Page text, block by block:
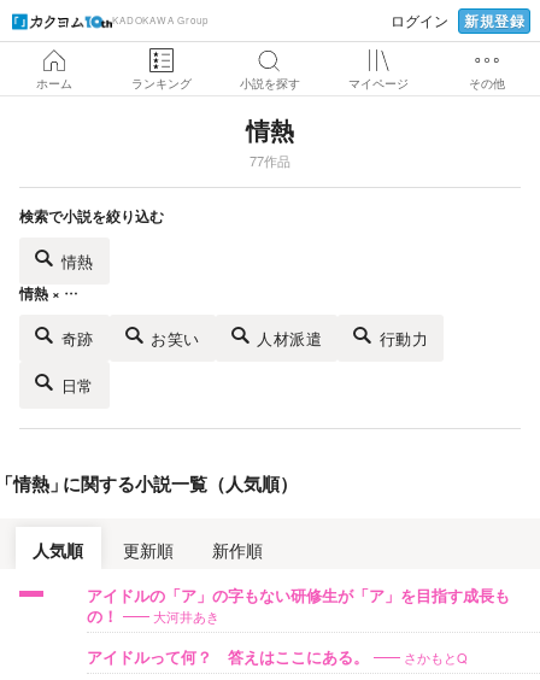
KADOKAWA Group ログイン 新規登録
ホーム ランキング 小説を探す マイページ その他
情熱
77作品
検索で小説を絞り込む
情熱
情熱 × …
奇跡 お笑い 人材派遣 行動力
日常
情熱 」に関する小説一覧（人気順）
人気順 更新順 新作順
アイドルの「ア」の字もない研修生が「ア」を目指す成長も
の！
大河井あき
アイドルって何？ 答えはここにある。 さかもとQ